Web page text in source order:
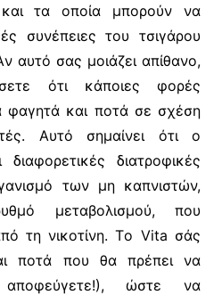
τα οποία μπορούν να
συνέπειες του τσιγάρου
αυτό σας μοιάζει απίθανο,
ότι κάποιες φορές
φαγητά και ποτά σε σχέση
Aυτό σημαίνει ότι ο
διατροφικές
των μη καπνιστών,
μεταβολισμού, που
τη νικοτίνη. Tο Vita σάς
ποτά που θα πρέπει να
ώστε να